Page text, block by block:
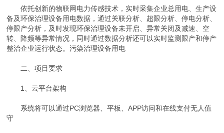
依托创新的物联网电力传感技术，实时采集企业总用电、生产设
备及环保治理设备用电数据，通过关联分析、超限分析、停电分析、
停限产分析，及时发现环保治理设备未开启、异常关闭及减速、空
转、降频等异常情况，同时通过数据分析还可以实时监测限产和停产
整治企业运行状态。污染治理设备用电
二、项目要求
1、云平台架构
系统将可以通过PC浏览器、平板、APP访问和在线支付无人值
守